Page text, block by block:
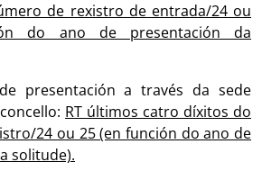
de rexistro de entrada/24 ou
do ano de presentación da
presentación a través da sede
RT últimos catro díxitos do
24 ou 25 (en función do ano de
solitude).